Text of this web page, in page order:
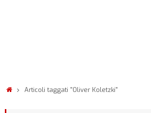
Articoli taggati "Oliver Koletzki"